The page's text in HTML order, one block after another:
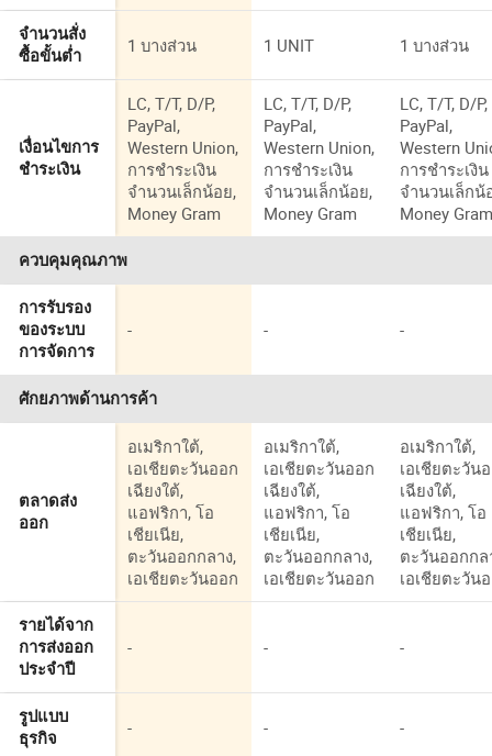
จำนวนสั่ง
ซื้อขั้นต่ำ
1 บางส่วน 1 UNIT 1 บางส่วน
เงื่อนไขการ
ชำระเงิน
LC, T/T, D/P,
PayPal,
Western Union,
การชำระเงิน
จำนวนเล็กน้อย,
Money Gram
LC, T/T, D/P,
PayPal,
Western Union,
การชำระเงิน
จำนวนเล็กน้อย,
Money Gram
LC, T/T, D/P,
PayPal,
Western
การชำระเงิน
จำนวนเล็กน้
Money
ควบคุมคุณภาพ
การรับรอง
ของระบบ
การจัดการ
- - -
ศักยภาพด้านการค้า
ตลาดส่ง
ออก
อเมริกาใต้,
เอเชียตะวันออก
เฉียงใต้,
แอฟริกา, โอ
เชียเนีย,
ตะวันออกกลาง,
เอเชียตะวันออก
อเมริกาใต้,
เอเชียตะวันออก
เฉียงใต้,
แอฟริกา, โอ
เชียเนีย,
ตะวันออกกลาง,
เอเชียตะวันออก
อเมริกาใต้,
เอเชียตะวัน
เฉียงใต้,
แอฟริกา, โอ
เชียเนีย,
ตะวันออกกล
เอเชียตะวัน
รายได้จาก
การส่งออก
ประจำปี
- - -
รูปแบบ
ธุรกิจ
- - -